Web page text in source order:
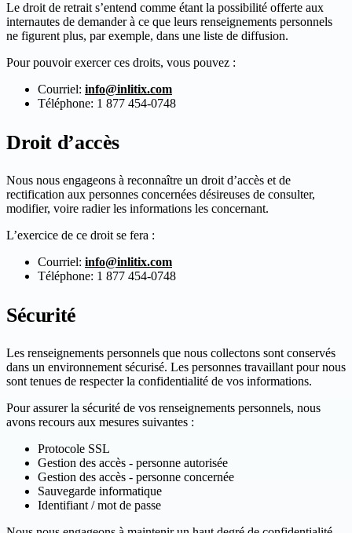
Le droit de retrait s’entend comme étant la possibilité offerte aux
internautes de demander à ce que leurs renseignements personnels
ne figurent plus, par exemple, dans une liste de diffusion.
Pour pouvoir exercer ces droits, vous pouvez :
Courriel: info@inlitix.com
Téléphone: 1 877 454-0748
Droit d’accès
Nous nous engageons à reconnaître un droit d’accès et de
rectification aux personnes concernées désireuses de consulter,
modifier, voire radier les informations les concernant.
L’exercice de ce droit se fera :
Courriel: info@inlitix.com
Téléphone: 1 877 454-0748
Sécurité
Les renseignements personnels que nous collectons sont conservés
dans un environnement sécurisé. Les personnes travaillant pour nous
sont tenues de respecter la confidentialité de vos informations.
Pour assurer la sécurité de vos renseignements personnels, nous
avons recours aux mesures suivantes :
Protocole SSL
Gestion des accès - personne autorisée
Gestion des accès - personne concernée
Sauvegarde informatique
Identifiant / mot de passe